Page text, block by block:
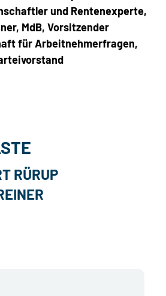
und Rentenexperte,
MdB, Vorsitzender
für Arbeitnehmerfragen,
RÜRUP